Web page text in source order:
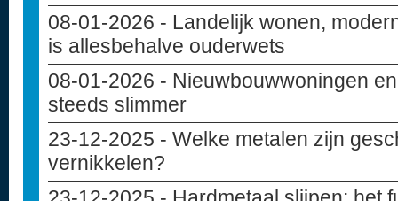
08-01-2026 - Landelijk wonen,
is allesbehalve ouderwets
08-01-2026 - Nieuwbouwwoningen
steeds slimmer
23-12-2025 - Welke metalen zijn
vernikkelen?